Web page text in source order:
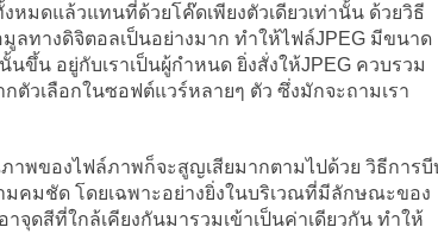
หมดแล้วแทนที่ด้วยโค๊ดเพียงตัวเดียวเท่านั้น ด้วยวิธี
ลทางดิจิตอลเป็นอย่างมาก ทำให้ไฟล์JPEG มีขนาด
ขึ้น อยู่กับเราเป็นผู้กำหนด ยิ่งสั่งให้JPEG ควบรวม
ตัวเลือกในซอฟต์แวร์หลายๆ ตัว ซึ่งมักจะถามเรา
าพของไฟล์ภาพก็จะสูญเสียมากตามไปด้วย วิธีการบี
คมชัด โดยเฉพาะอย่างยิ่งในบริเวณที่มีลักษณะของ
าจุดสีที่ใกล้เคียงกันมารวมเข้าเป็นค่าเดียวกัน ทำให้